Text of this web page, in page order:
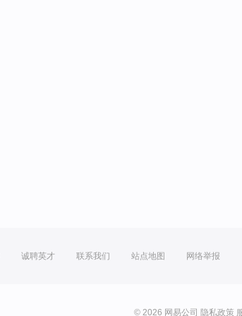
诚聘英才 联系我们 站点地图 网络举报
© 2026 网易公司 隐私政策